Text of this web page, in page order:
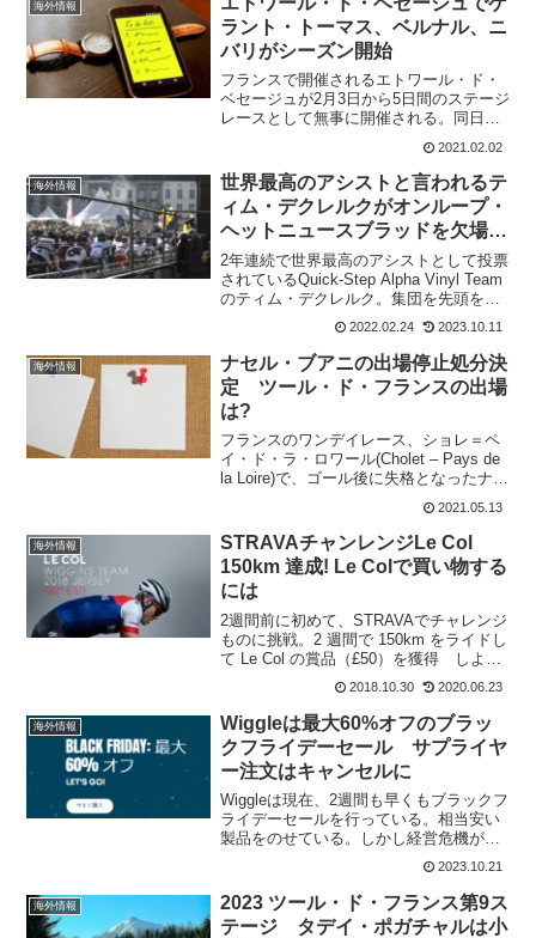
海外情報
ラント・トーマス、ベルナル、ニ
バリがシーズン開始
フランスで開催されるエトワール・ド・
ベセージュが2月3日から5日間のステージ
レースとして無事に開催される。同日程
で開催される予定だったボルタ・ア・
ラ・コムニタ・バレンシアナは延期。ボ
ルタ・ア・ラ・コムニタ・バレンシアナ
に出場予定だった、エガ...
2021.02.02
海外情報
世界最高のアシストと言われるテ
ィム・デクレルクがオンループ・
ヘットニュースブラッドを欠場す
る理由とは
2年連続で世界最高のアシストとして投票
されているQuick-Step Alpha Vinyl Team
のティム・デクレルク。集団を先頭を引
く姿は、どんなレースでも定番だけど、
ティム・デクレルクはオンループ・ヘッ
トニュースブラッドのスタートリ...
2022.02.24 2023.10.11
海外情報
ナセル・ブアニの出場停止処分決
定 ツール・ド・フランスの出場
は?
フランスのワンデイレース、ショレ＝ペ
イ・ド・ラ・ロワール(Cholet – Pays de
la Loire)で、ゴール後に失格となったナセ
ル・ブアニ(Team Arkéa Samsic)。この
レースで、フェンス際に追い込まれたジ
ェイク・ス...
2021.05.13
海外情報
STRAVAチャンレンジLe Col
150km 達成! Le Colで買い物する
には
2週間前に初めて、STRAVAでチャレンジ
ものに挑戦。2 週間で 150km をライドし
て Le Col の賞品（£50）を獲得 しよう
というチャレンジでした。残り1日前に達
成完了でございます。チャレンジのトッ
プの記録はLe Col 150...
2018.10.30 2020.06.23
海外情報
Wiggleは最大60%オフのブラッ
クフライデーセール サプライヤ
ー注文はキャンセルに
Wiggleは現在、2週間も早くもブラックフ
ライデーセールを行っている。相当安い
製品をのせている。しかし経営危機が迫
ってくる中であらたな情報が出てきてい
る。Wiggleは相当追い込まれているよう
だ。セールを早めるブラックフライデー
セールの対...
2023.10.21
海外情報
2023 ツール・ド・フランス第9ス
テージ タデイ・ポガチャルは小